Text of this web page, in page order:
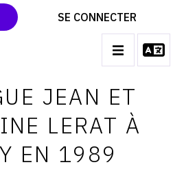
SE CONNECTER
RAISONNÉS
JEAN ET
LERAT À
EN 1989